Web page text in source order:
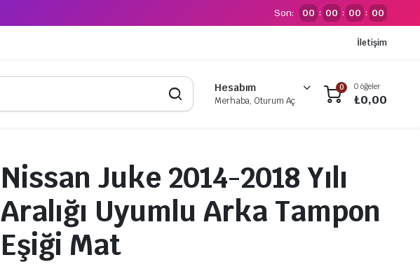
Son: 00 : 00 : 00 : 00
İletişim
Hesabım
Merhaba, Oturum Aç
0 0 öğeler
₺0,00
Nissan Juke 2014-2018 Yılı
Aralığı Uyumlu Arka Tampon
Eşiği Mat